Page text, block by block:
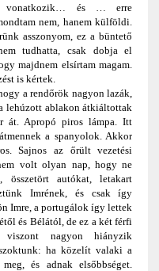
vonatkozik… és … erre
nem, hanem külföldi.
asszonyom, ez a büntető
tudhatta, csak dobja el
majdnem elsírtam magam.
is kértek.
a rendőrök nagyon lazák,
lehúzott ablakon átkiáltottak
át. Apropó piros lámpa. Itt
a spanyolok. Akkor
Sajnos az őrült vezetési
volt olyan nap, hogy ne
összetört autókat, letakart
Imrének, és csak így
Imre, a portugálok így lettek
és Bélától, de ez a két férfi
nagyon hiányzik
ha közelít valaki a
és adnak elsőbbséget.